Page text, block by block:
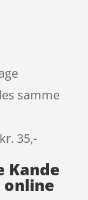
samme
35,-
Kande